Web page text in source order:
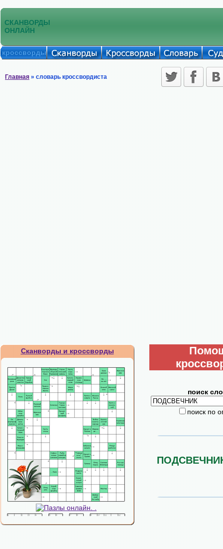
СКАНВОРДЫ
ОНЛАЙН
кроссворды
Главная » словарь кроссвордиста
Сканворды и кроссворды
поиск
поиск по